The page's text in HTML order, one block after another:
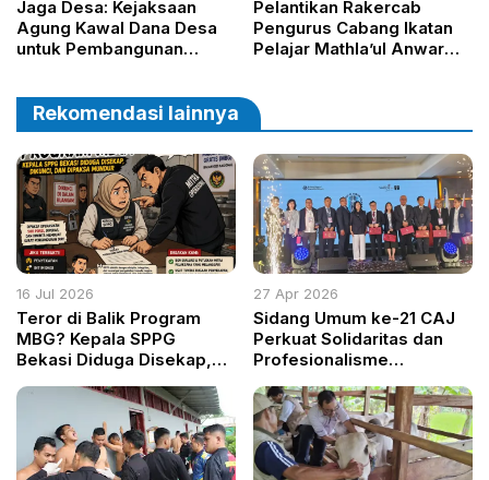
Jaga Desa: Kejaksaan
Agung Kawal Dana Desa
untuk Pembangunan
Pelantikan Rakercab
Pengurus Cabang Ikatan
Pelajar Mathla’ul Anwar
Rekomendasi lainnya
16 Jul 2026
Teror di Balik Program
MBG? Kepala SPPG
Bekasi Diduga Disekap,
Mundur
27 Apr 2026
Sidang Umum ke-21 CAJ
Perkuat Solidaritas dan
Profesionalisme